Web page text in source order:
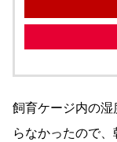
飼育ケージ内の湿
らなかったので